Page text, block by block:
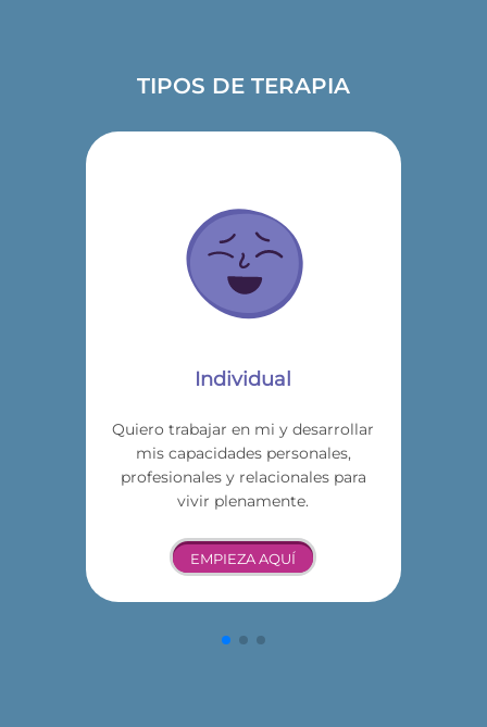
TIPOS DE TERAPIA
Individual
Quiero trabajar en mi y desarrollar
mis capacidades personales,
profesionales y relacionales para
vivir plenamente.
EMPIEZA AQUÍ